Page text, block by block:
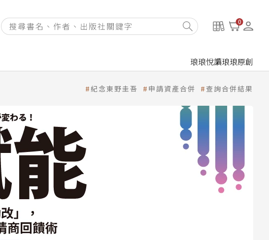
0
琅琅悅讀琅琅原創
紀念東野圭吾 申請資產合併 查詢合併結果